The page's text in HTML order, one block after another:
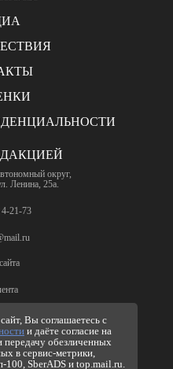
Вы соглашаетесь с
и даёте согласие на
обезличенных
в сервис-метрики,
100, SberADS и top.mail.ru.
округ,
Ленина, 25а.
21-73
РЕКЛАМЫ
63-61